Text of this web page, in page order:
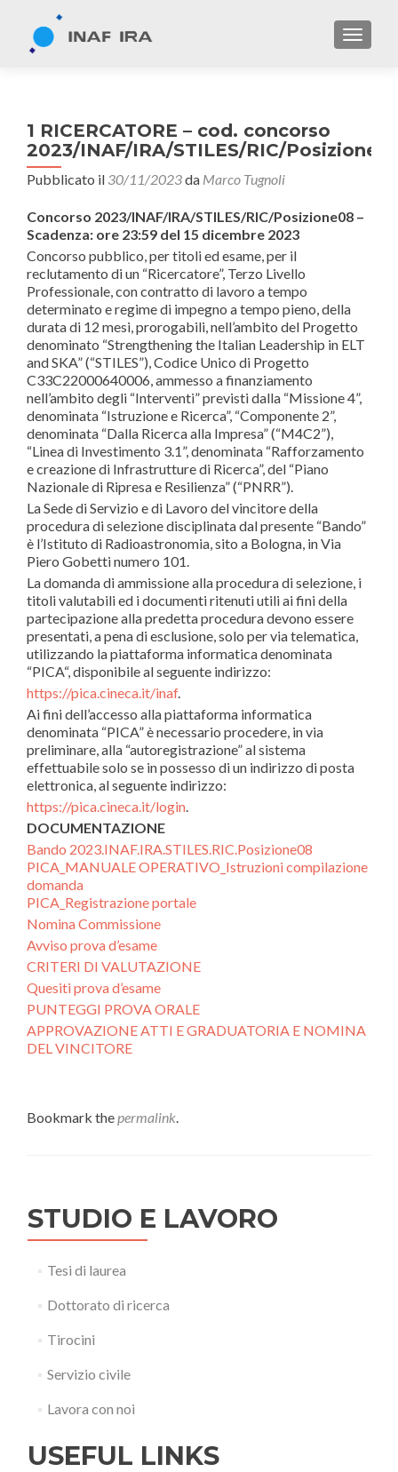
1 RICERCATORE – cod. concorso
2023/INAF/IRA/STILES/RIC/
Pubblicato il 30/11/2023da Marco Tugnoli
Concorso 2023/INAF/IRA/STILES/RIC/Posizione08 –
Scadenza: ore 23:59 del 15 dicembre 2023
Concorso pubblico, per titoli ed esame, per il
reclutamento di un “Ricercatore”, Terzo Livello
Professionale, con contratto di lavoro a tempo
determinato e regime di impegno a tempo pieno, della
durata di 12 mesi, prorogabili, nell’ambito del Progetto
denominato “Strengthening the Italian Leadership in ELT
and SKA” (“STILES”), Codice Unico di Progetto
C33C22000640006, ammesso a finanziamento
nell’ambito degli “Interventi” previsti dalla “Missione 4”,
denominata “Istruzione e Ricerca”, “Componente 2”,
denominata “Dalla Ricerca alla Impresa” (“M4C2”),
“Linea di Investimento 3.1”, denominata “Rafforzamento
e creazione di Infrastrutture di Ricerca”, del “Piano
Nazionale di Ripresa e Resilienza” (“PNRR”).
La Sede di Servizio e di Lavoro del vincitore della
procedura di selezione disciplinata dal presente “Bando”
è l’Istituto di Radioastronomia, sito a Bologna, in Via
Piero Gobetti numero 101.
La domanda di ammissione alla procedura di selezione, i
titoli valutabilied i documenti ritenuti utili ai fini della
partecipazione alla predetta procedura devono essere
presentati, a pena di esclusione, solo per via telematica,
utilizzando la piattaforma informatica denominata
“PICA“, disponibile al seguente indirizzo:
https://pica.cineca.it/inaf.
Ai fini dell’accesso alla piattaforma informatica
denominata “PICA” è necessario procedere, in via
preliminare, alla “autoregistrazione” al sistema
effettuabile solo se in possesso di un indirizzo di posta
elettronica, al seguente indirizzo:
https://pica.cineca.it/login.
DOCUMENTAZIONE
Bando 2023.INAF.IRA.STILES.RIC.Posizione08
PICA_MANUALE OPERATIVO_Istruzioni compilazione
domanda
PICA_Registrazione portale
Nomina Commissione
Avviso prova d’esame
CRITERI DI VALUTAZIONE
Quesiti prova d’esame
PUNTEGGI PROVA ORALE
APPROVAZIONE ATTI E GRADUATORIA E NOMINA
DEL VINCITORE
Bookmark thepermalink.
STUDIO E LAVORO
Tesi di laurea
Dottorato di ricerca
Tirocini
Servizio civile
Lavora con noi
USEFUL LINKS